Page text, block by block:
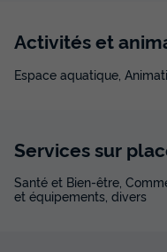
Voir
Activités et
Espace aquatique,
Services sur
Santé et Bien-être,
et équipements, divers